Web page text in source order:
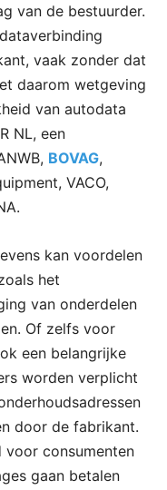
van de bestuurder.
vaak zonder dat
daarom wetgeving
van autodata
NL, een
BOVAG,
VACO,
kan voordelen
het
van onderdelen
Of zelfs voor
een belangrijke
worden verplicht
door de fabrikant.
consumenten
gaan betalen